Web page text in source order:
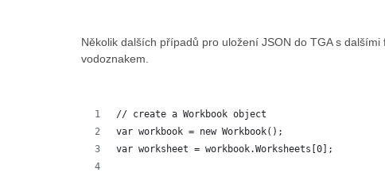
Několik dalších případů pro uložení JSON do TGA s
vodoznakem.
// create a Workbook object
var workbook = new Workbook();
var worksheet = workbook.Worksheets[0];